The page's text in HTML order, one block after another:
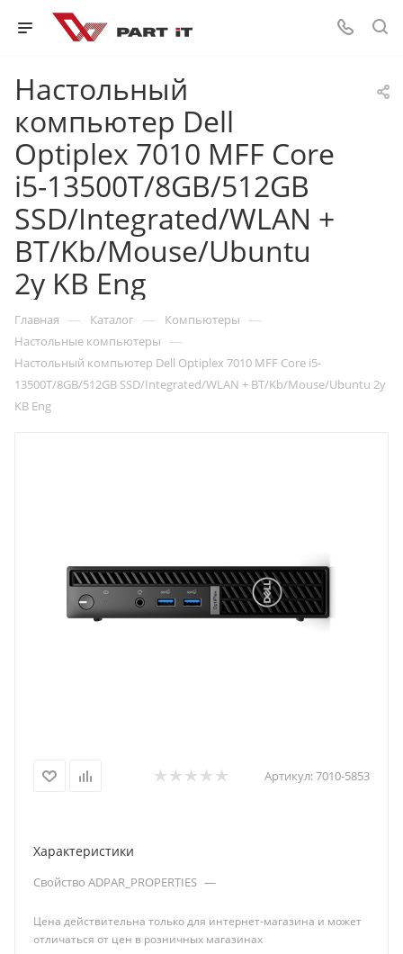
Настольный
компьютер Dell
Optiplex 7010 MFF Core
i5-13500T/8GB/512GB
SSD/Integrated/WLAN +
BT/Kb/Mouse/Ubuntu
2y KB Eng
Главная — Каталог — Компьютеры —
Настольные компьютеры —
Настольный компьютер Dell Optiplex 7010 MFF Core i5-
13500T/8GB/512GB SSD/Integrated/WLAN + BT/Kb/Mouse/Ubuntu 2y
KB Eng
Артикул:7010-5853
Характеристики
Свойство ADPAR_PROPERTIES —
Цена действительна только для интернет-магазина и может
отличаться от цен в розничных магазинах